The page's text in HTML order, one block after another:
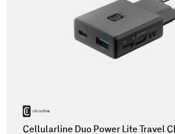
Cellularline Duo Power Lite Travel